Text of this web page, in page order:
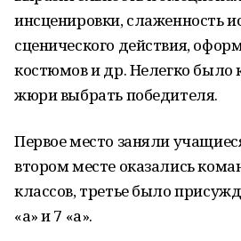
инсценировки, слаженность
сценического действия,
костюмов и др. Нелегко было
жюри выбрать победителя.
Первое место заняли
втором месте оказались
классов, третье было
«а» и 7 «а».